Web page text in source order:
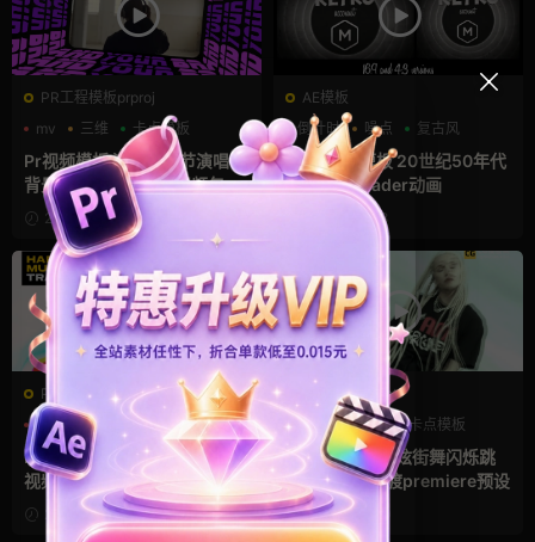
PR工程模板prproj
mv
三维 卡点模板
Pr视频模板 潮流音乐节演唱会
背景屏幕滚动大标题视频包装
框pr模板
2026-02-21
AE模板
倒计时
噪点 复古风
Pr模板AE模板 20世纪50年代
电影片头Leader动画
2026-02-18
PR预设Prfpset
mv
Pr预设 大标题
Pr预设 16款潮流摇滚音乐MV
视频制作定格闪烁抽帧转场pr
模板2026-02-10
PR预设Prfpset
mv
Pr预设 卡点模板
Pr预设 38组酷炫街舞闪烁跳
切转场视频过渡premiere预设
2026-02-09